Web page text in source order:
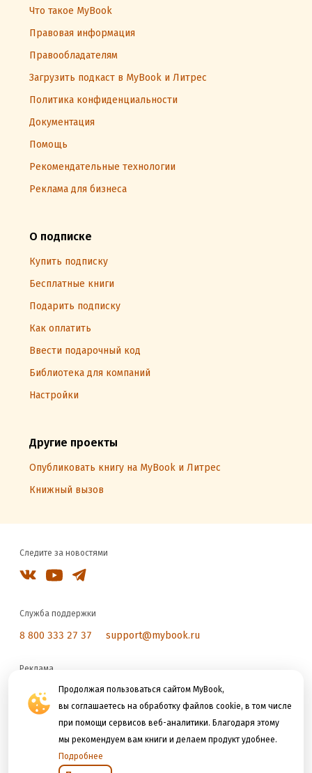
Продолжая пользоваться сайтом MyBook,
вы соглашаетесь на обработку файлов cookie, в том числе
при помощи сервисов веб-аналитики. Благодаря этому
мы рекомендуем вам книги и делаем продукт удобнее.
Подробнее
Что такое MyBook
Правовая информация
Правообладателям
Загрузить подкаст в MyBook и Литрес
Политика конфиденциальности
Документация
Помощь
Рекомендательные технологии
Реклама для бизнеса
О подписке
Купить подписку
Бесплатные книги
Подарить подписку
Как оплатить
Ввести подарочный код
Библиотека для компаний
Настройки
Другие проекты
Опубликовать книгу на MyBook и Литрес
Книжный вызов
Следите за новостями
Служба поддержки
8 800 333 27 37 support@mybook.ru
Реклама
reklama@litres.ru
Мы принимаем к оплате